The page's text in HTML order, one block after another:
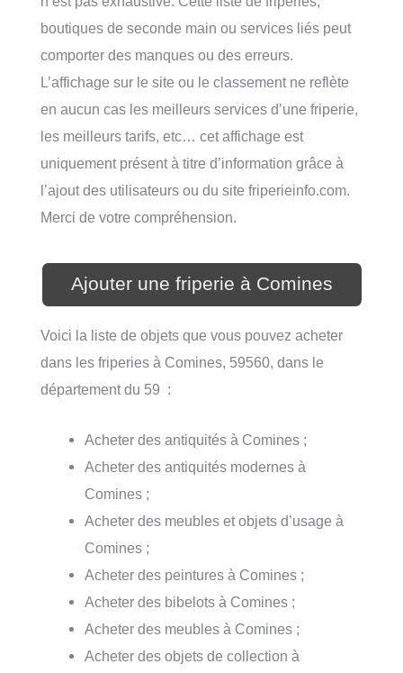
boutiques de seconde main ou services liés peut
comporter des manques ou des erreurs.
L’affichage sur le site ou le classement ne reflète
en aucun cas les meilleurs services d’une friperie,
les meilleurs tarifs, etc… cet affichage est
uniquement présent à titre d’information grâce à
l’ajout des utilisateurs ou du site friperieinfo.com.
Merci de votre compréhension.
Ajouter une friperie à Comines
Voici la liste de objets que vous pouvez acheter
dans les friperies à Comines, 59560, dans le
département du 59 :
Acheter des antiquités à Comines ;
Acheter des antiquités modernes à
Comines ;
Acheter des meubles et objets d’usage à
Comines ;
Acheter des peintures à Comines ;
Acheter des bibelots à Comines ;
Acheter des meubles à Comines ;
Acheter des objets de collection à